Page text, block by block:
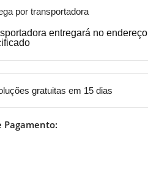
por transportadora
entregará no endereço
gratuitas em 15 dias
Pagamento: